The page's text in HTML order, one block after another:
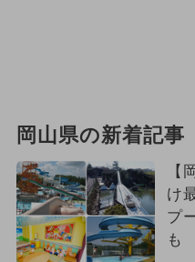
岡山県の新着記事
【
け
プ
も